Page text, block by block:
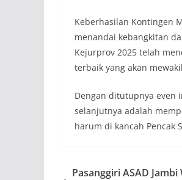
Keberhasilan Kontingen
menandai kebangkitan
Kejurprov 2025 telah
terbaik yang akan
Dengan ditutupnya even
selanjutnya adalah
harum di kancah Pencak
Pasanggiri ASAD